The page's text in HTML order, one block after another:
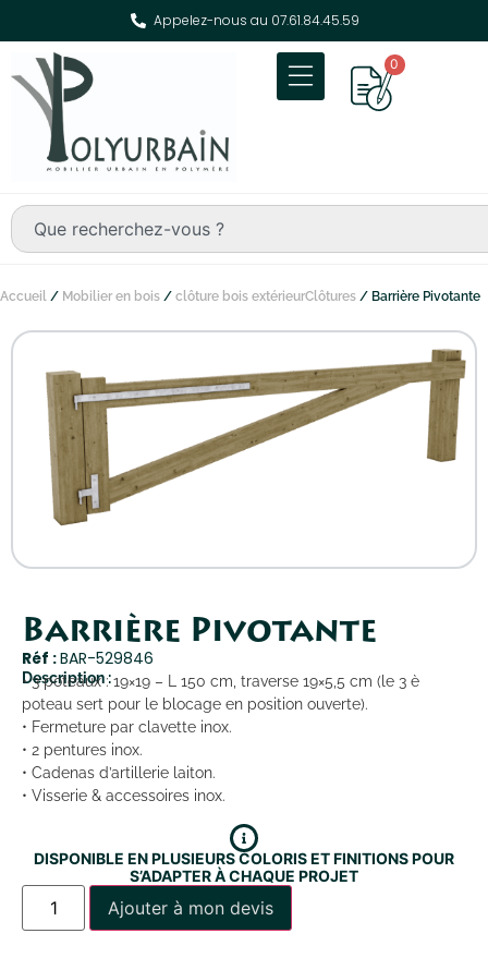
Appelez-nous au 07.61.84.45.59
0
Accueil / Mobilier en bois / clôture bois extérieurClôtures / Barrière Pivotante
Barrière Pivotante
Réf :BAR-529846
Description :
• 3 poteaux : 19×19 – L 150 cm, traverse 19×5,5 cm (le 3 è
poteau sert pour le blocage en position ouverte).
• Fermeture par clavette inox.
• 2 pentures inox.
• Cadenas d’artillerie laiton.
• Visserie & accessoires inox.
DISPONIBLE EN PLUSIEURS COLORIS ET FINITIONS POUR
S’ADAPTER À CHAQUE PROJET
Ajouter à mon devis